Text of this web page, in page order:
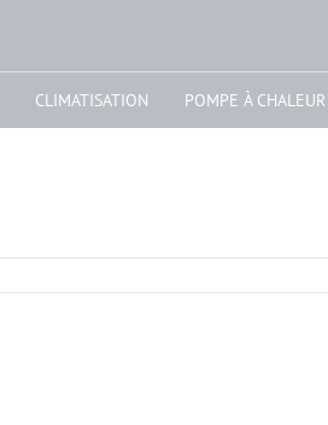
CLIMATISATION POMPE À CHALEUR